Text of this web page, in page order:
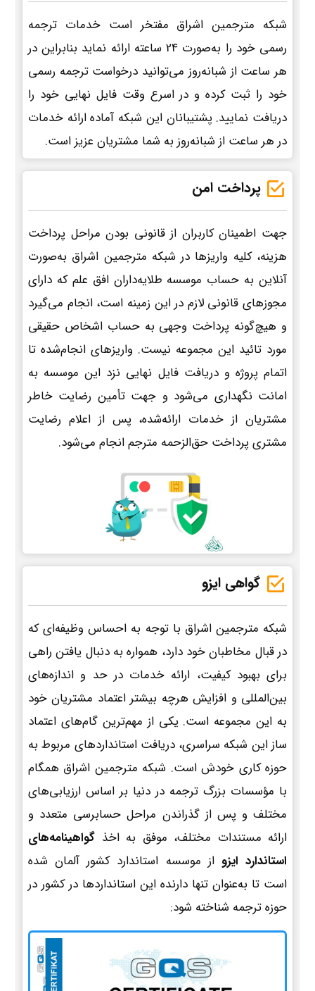
شبکه مترجمین اشراق مفتخر است خدمات ترجمه
رسمی خود را به‌صورت 24 ساعته ارائه نماید بنابراین در
هر ساعت از شبانه‌روز می‌توانید درخواست ترجمه رسمی
خود را ثبت کرده و در اسرع وقت فایل نهایی خود را
دریافت نمایید. پشتیبانان این شبکه آماده ارائه خدمات
در هر ساعت از شبانه‌روز به شما مشتریان عزیز است.
پرداخت امن
جهت اطمینان کاربران از قانونی بودن مراحل پرداخت
هزینه، کلیه واریزها در شبکه مترجمین اشراق به‌صورت
آنلاین به حساب موسسه طلایه‌داران افق علم که دارای
مجوزهای قانونی لازم در این زمینه است، انجام می‌گیرد
و هیچ‌گونه پرداخت وجهی به حساب اشخاص حقیقی
مورد تائید این مجموعه نیست. واریزهای انجام‌شده تا
اتمام پروژه و دریافت فایل نهایی نزد این موسسه به
امانت نگهداری می‌شود و جهت تأمین رضایت خاطر
مشتریان از خدمات ارائه‌شده، پس از اعلام رضایت
مشتری پرداخت حق‌الزحمه مترجم انجام می‌شود.
گواهی ایزو
شبکه مترجمین اشراق با توجه به احساس وظیفه‌ای که
در قبال مخاطبان خود دارد، همواره به دنبال یافتن راهی
برای بهبود کیفیت، ارائه خدمات در حد و اندازه‌های
بین‌المللی و افزایش هرچه بیشتر اعتماد مشتریان خود
به این مجموعه است. یکی از مهم‌ترین گام‌های اعتماد
ساز این شبکه سراسری، دریافت استانداردهای مربوط به
حوزه کاری خودش است. شبکه مترجمین اشراق همگام
با مؤسسات بزرگ ترجمه در دنیا بر اساس ارزیابی‌های
مختلف و پس از گذراندن مراحل حسابرسی متعدد و
ارائه مستندات مختلف، موفق به اخذ گواهینامه‌های
استاندارد ایزو از موسسه استاندارد کشور آلمان شده
است تا به‌عنوان تنها دارنده این استانداردها در کشور در
حوزه ترجمه شناخته شود: